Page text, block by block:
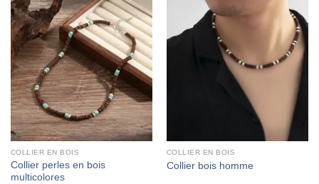
COLLIER EN BOIS
Collier perles en bois
multicolores
COLLIER EN BOIS
Collier bois homme